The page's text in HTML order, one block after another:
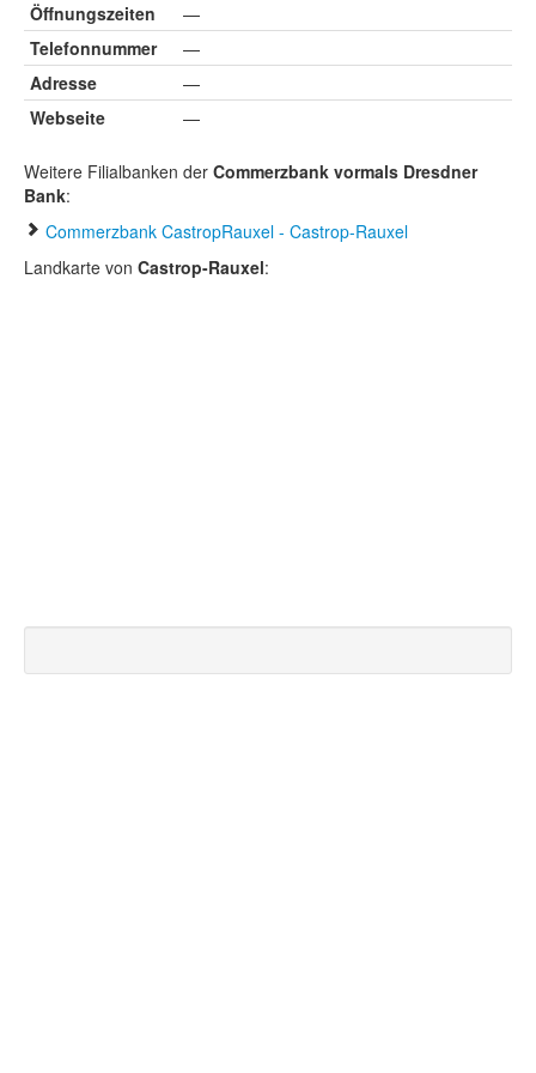
Öffnungszeiten
—
Telefonnummer
—
Adresse
—
Webseite
—
Weitere Filialbanken der Commerzbank vormals Dresdner
Bank:
Commerzbank CastropRauxel - Castrop-Rauxel
Landkarte von Castrop-Rauxel: